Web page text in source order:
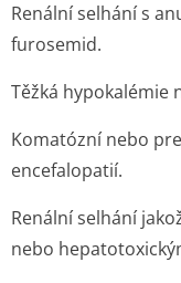
Renální selhání s
furosemid.
Těžká hypokalémie
Komatózní nebo
encefalopatií.
Renální selhání
nebo